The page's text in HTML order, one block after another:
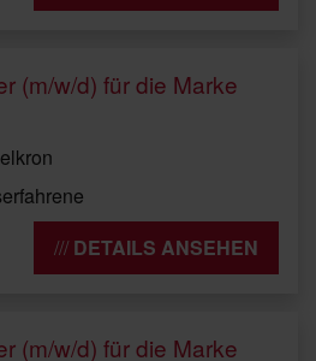
(m/w/d) für die Marke
DETAILS ANSEHEN
(m/w/d) für die Marke